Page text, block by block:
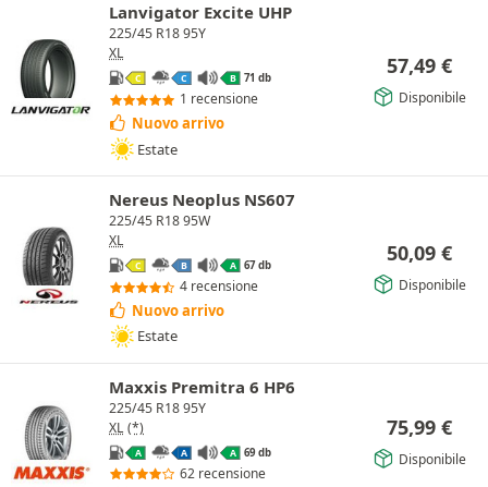
Lanvigator Excite UHP
225/45 R18 95Y
XL
C C B 71 db
1 recensione
Nuovo arrivo
Estate
57,49 €
Disponibile
Nereus Neoplus NS607
225/45 R18 95W
XL
C B A 67 db
4 recensione
Nuovo arrivo
Estate
50,09 €
Disponibile
Maxxis Premitra 6 HP6
225/45 R18 95Y
XL (*)
A A A 69 db
62 recensione
75,99 €
Disponibile